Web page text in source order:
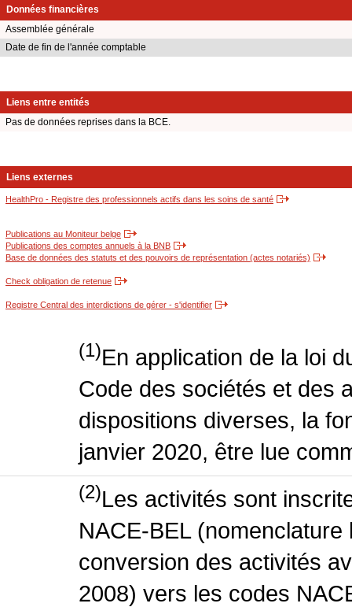
Données financières
Assemblée générale
Date de fin de l'année comptable
Liens entre entités
Pas de données reprises dans la BCE.
Liens externes
HealthPro - Registre des professionnels actifs dans les soins de santé
Publications au Moniteur belge
Publications des comptes annuels à la BNB
Base de données des statuts et des pouvoirs de représentation (actes notariés)
Check obligation de retenue
Registre Central des interdictions de gérer - s'identifier
(1)En application de la loi
Code des sociétés et des
dispositions diverses, la
janvier 2020, être lue
(2)Les activités sont
NACE-BEL
conversion des activités
2008) vers les codes